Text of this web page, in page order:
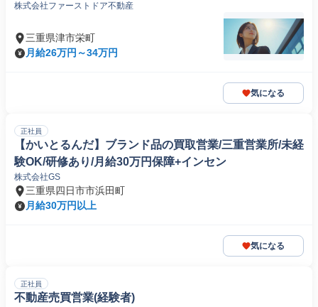
株式会社ファーストドア不動産
三重県津市栄町
月給26万円～34万円
気になる
正社員
【かいとるんだ】ブランド品の買取営業/三重営業所/未経
験OK/研修あり/月給30万円保障+インセン
株式会社GS
三重県四日市市浜田町
月給30万円以上
気になる
正社員
不動産売買営業(経験者)